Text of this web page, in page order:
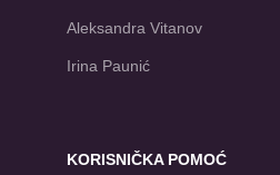
Aleksandra Vitanov
Irina Paunić
KORISNIČKA POMOĆ